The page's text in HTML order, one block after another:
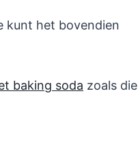
kunt het bovendien
baking soda zoals die